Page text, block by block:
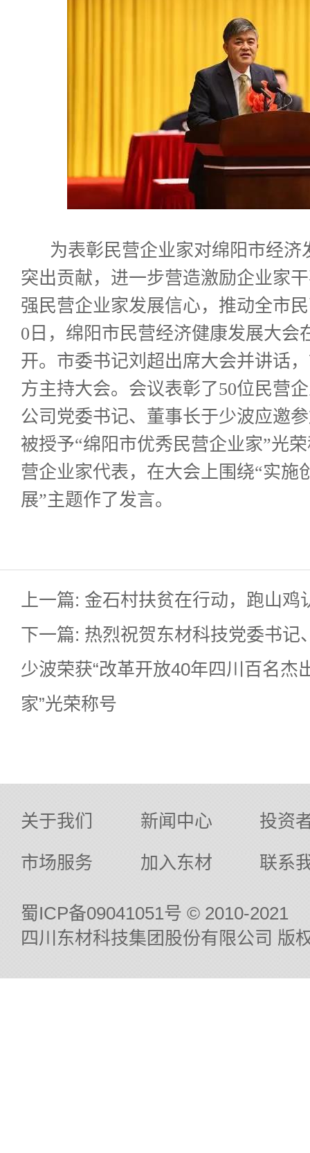
为表彰民营企业家对绵阳市经
突出贡献，进一步营造激励企业家
强民营企业家发展信心，推动全市
0日，绵阳市民营经济健康发展大会
开。市委书记刘超出席大会并讲话
方主持大会。会议表彰了50位民营
公司党委书记、董事长于少波应邀
被授予“绵阳市优秀民营企业家”光
营企业家代表，在大会上围绕“实施
展”主题作了发言。
上一篇: 金石村扶贫在行动，跑山鸡
下一篇: 热烈祝贺东材科技党委书记
少波荣获“改革开放40年四川百名杰
家”光荣称号
关于我们 新闻中心
投资
市场服务
加入东材 联系
蜀ICP备09041051号 © 2010-2021
四川东材科技集团股份有限公司 版